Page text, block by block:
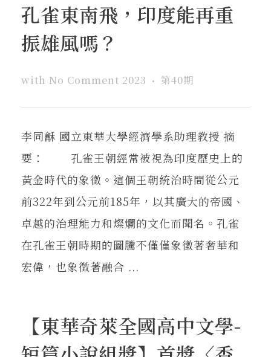
孔雀東南飛，印度能再重
振雄風嗎？
with No Comment 2023 第40期
李同龢 國立東華大學經濟學系助理教授 摘
要： 孔雀王朝經常被視為印度歷史上的
黃金時代的象徵。這個王朝統治時間從公元
前322年到公元前185年，以其廣大的帝國、
卓越的治理能力和燦爛的文化而聞名。孔雀
在孔雀王朝時期的圖騰不僅僅象徵著奢華和
宏偉，也象徵著融合 ...
【東華奇萊全國高中文學-